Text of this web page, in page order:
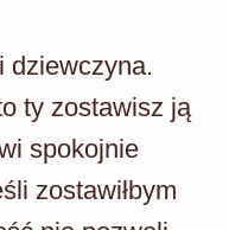
dziewczyna.
ty zostawisz ją
spokojnie
zostawiłbym